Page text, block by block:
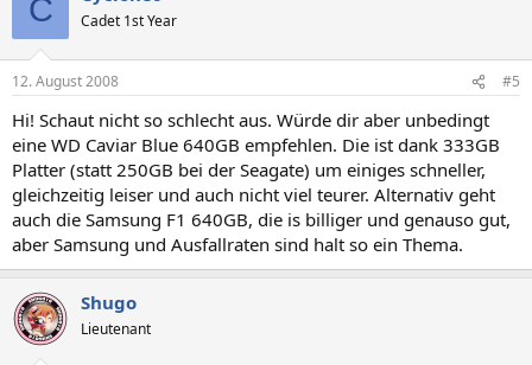
C Cadet 1st Year
12. August 2008 #5
Hi! Schaut nicht so schlecht aus. Würde dir aber unbedingt
eine WD Caviar Blue 640GB empfehlen. Die ist dank 333GB
Platter (statt 250GB bei der Seagate) um einiges schneller,
gleichzeitig leiser und auch nicht viel teurer. Alternativ geht
auch die Samsung F1 640GB, die is billiger und genauso gut,
aber Samsung und Ausfallraten sind halt so ein Thema.
Shugo
Lieutenant